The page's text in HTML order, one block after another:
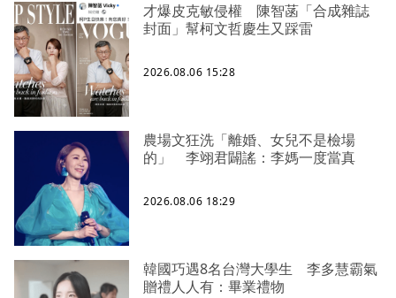
才爆皮克敏侵權 陳智菡「合成雜誌
封面」幫柯文哲慶生又踩雷
2026.08.06 15:28
農場文狂洗「離婚、女兒不是檢場
的」 李翊君闢謠：李媽一度當真
2026.08.06 18:29
韓國巧遇8名台灣大學生 李多慧霸氣
贈禮人人有：畢業禮物